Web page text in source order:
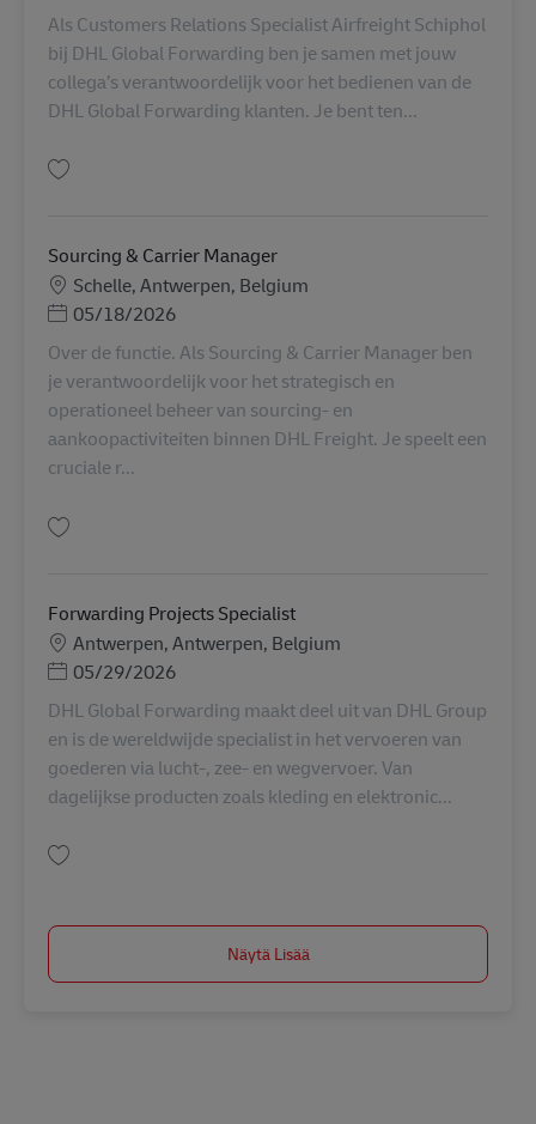
Als Customers Relations Specialist Airfreight Schiphol
bij DHL Global Forwarding ben je samen met jouw
collega’s verantwoordelijk voor het bedienen van de
DHL Global Forwarding klanten. Je bent ten...
Sourcing & Carrier Manager
SijaintiSchelle, Antwerpen, Belgium
Posted Date
05/18/2026
Over de functie. Als Sourcing & Carrier Manager ben
je verantwoordelijk voor het strategisch en
operationeel beheer van sourcing- en
aankoopactiviteiten binnen DHL Freight. Je speelt een
cruciale r...
Forwarding Projects Specialist
Sijainti
Antwerpen, Antwerpen, Belgium
Posted Date
05/29/2026
DHL Global Forwarding maakt deel uit van DHL Group
en is de wereldwijde specialist in het vervoeren van
goederen via lucht-, zee- en wegvervoer. Van
dagelijkse producten zoals kleding en elektronic...
Näytä Lisää